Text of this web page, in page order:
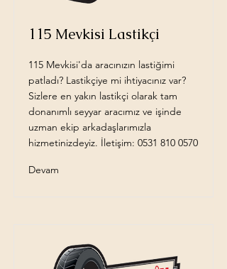
115 Mevkisi Lastikçi
115 Mevkisi'da aracınızın lastiğimi
patladı? Lastikçiye mi ihtiyacınız var?
Sizlere en yakın lastikçi olarak tam
donanımlı seyyar aracımız ve işinde
uzman ekip arkadaşlarımızla
hizmetinizdeyiz. İletişim: 0531 810 0570
Devam